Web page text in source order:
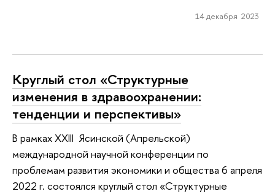
14 декабря 2023
Круглый стол «Структурные
изменения в здравоохранении:
тенденции и перспективы»
В рамках XXIII Ясинской (Апрельской)
международной научной конференции по
проблемам развития экономики и общества 6 апреля
2022 г. состоялся круглый стол «Структурные